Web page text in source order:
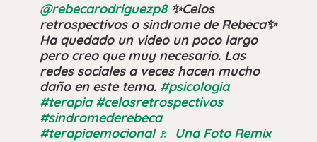
@rebecarodriguezp8✨Celos
retrospectivos o sindrome de Rebeca✨
Ha quedado un video un poco largo
pero creo que muy necesario. Las
redes sociales a veces hacen mucho
daño en este tema. #psicologia
#terapia #celosretrospectivos
#sindromederebeca
#terapiaemocional ♬ Una Foto Remix